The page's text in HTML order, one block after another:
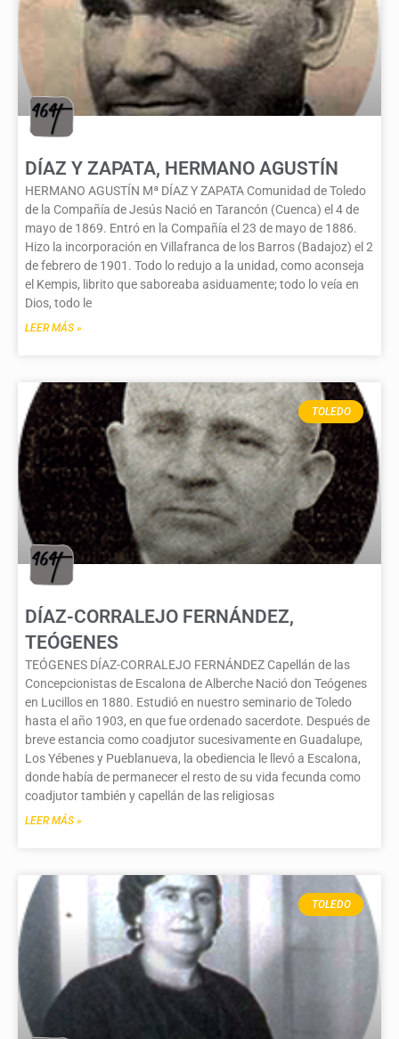
DÍAZ Y ZAPATA, HERMANO AGUSTÍN
HERMANO AGUSTÍN Mª DÍAZ Y ZAPATA Comunidad de Toledo
de la Compañía de Jesús Nació en Tarancón (Cuenca) el 4 de
mayo de 1869. Entró en la Compañía el 23 de mayo de 1886.
Hizo la incorporación en Villafranca de los Barros (Badajoz) el 2
de febrero de 1901. Todo lo redujo a la unidad, como aconseja
el Kempis, librito que saboreaba asiduamente; todo lo veía en
Dios, todo le
LEER MÁS »
TOLEDO
DÍAZ-CORRALEJO FERNÁNDEZ,
TEÓGENES
TEÓGENES DÍAZ-CORRALEJO FERNÁNDEZ Capellán de las
Concepcionistas de Escalona de Alberche Nació don Teógenes
en Lucillos en 1880. Estudió en nuestro seminario de Toledo
hasta el año 1903, en que fue ordenado sacerdote. Después de
breve estancia como coadjutor sucesivamente en Guadalupe,
Los Yébenes y Pueblanueva, la obediencia le llevó a Escalona,
donde había de permanecer el resto de su vida fecunda como
coadjutor también y capellán de las religiosas
LEER MÁS »
TOLEDO